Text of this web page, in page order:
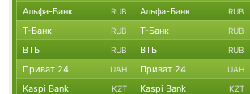
Альфа-Банк RUB Альфа-Банк RUB
Т-Банк RUB Т-Банк RUB
ВТБ RUB ВТБ RUB
Приват 24 UAH Приват 24 UAH
Kaspi Bank KZT Kaspi Bank KZT